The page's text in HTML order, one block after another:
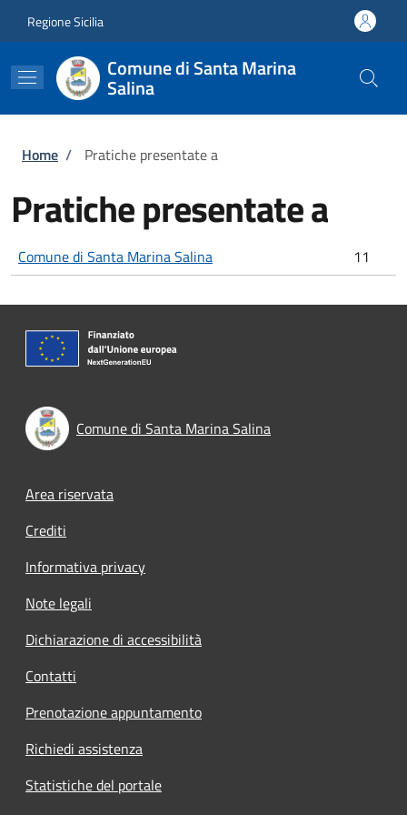
Regione Sicilia
Comune di Santa Marina
Salina
Briciole di pane
Home / Pratiche presentate a
Pratiche presentate a
Comune di Santa Marina Salina 11
Comune di Santa Marina Salina
Footer menu
Area riservata
Crediti
Informativa privacy
Note legali
Dichiarazione di accessibilità
Contatti
Prenotazione appuntamento
Richiedi assistenza
Statistiche del portale